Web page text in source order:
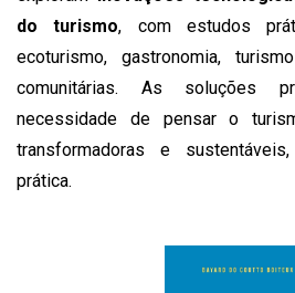
do turismo, com estudos
ecoturismo, gastronomia,
comunitárias. As soluções
necessidade de pensar o
transformadoras e
prática.